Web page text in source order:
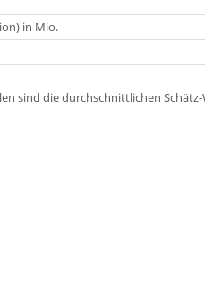
in Mio.
sind die durchschnittlichen